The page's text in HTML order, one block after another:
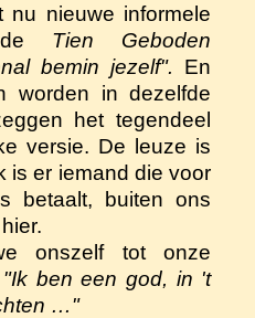
nu nieuwe informele
de Tien Geboden
bemin jezelf". En
worden in dezelfde
het tegendeel
versie. De leuze is
is er iemand die voor
betaalt, buiten ons
onszelf tot onze
"Ik ben een god, in 't
…"